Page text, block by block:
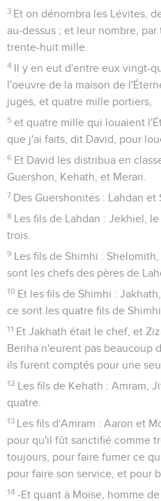
3 Et on dénombra les Lévites,
au-dessus ; et leur nombre,
trente-huit mille.
4 Il y en eut d'entre eux vingt-
l'oeuvre de la maison de
juges, et quatre mille portiers,
5 et quatre mille qui louaient
que j'ai faits, dit David, pour
6 Et David les distribua en
Guershon, Kehath, et Merari.
7 Des Guershonites : Lahdan et
8 Les fils de Lahdan : Jekhiel,
trois.
9 Les fils de Shimhi :
sont les chefs des pères de
10 Et les fils de Shimhi :
ce sont les quatre fils de Shimhi.
11 Et Jakhath était le chef, et
Beriha n'eurent pas beaucoup
ils furent comptés pour une
12 Les fils de Kehath : Amram,
quatre.
13 Les fils d'Amram : Aaron et
pour qu'il fût sanctifié comme
toujours, pour faire fumer ce
pour faire son service, et pour
14 -Et quant à Moïse, homme